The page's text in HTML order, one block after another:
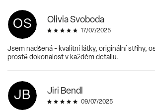
OS Olivia Svoboda
17/07/2025
Jsem nadšená - kvalitní látky, originální střihy,
prostě dokonalost v každém detailu.
JB Jiri Bendl
09/07/2025